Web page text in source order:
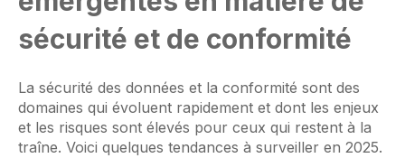
sécurité et de conformité
La sécurité des données et la conformité sont des
domaines qui évoluent rapidement et dont les enjeux
et les risques sont élevés pour ceux qui restent à la
traîne. Voici quelques tendances à surveiller en 2025.